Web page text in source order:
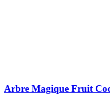
Arbre Magique Fruit